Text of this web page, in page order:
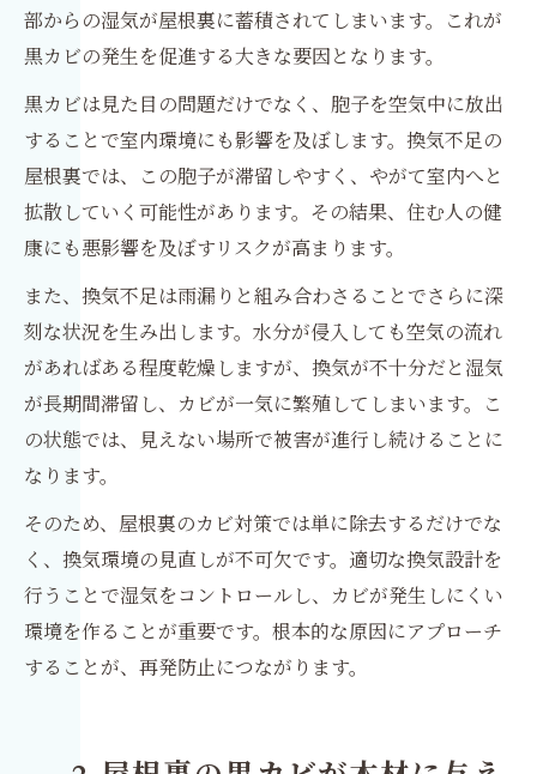
部からの湿気が屋根裏に蓄積されてしまいます。これが
黒カビの発生を促進する大きな要因となります。
黒カビは見た目の問題だけでなく、胞子を空気中に放出
することで室内環境にも影響を及ぼします。換気不足の
屋根裏では、この胞子が滞留しやすく、やがて室内へと
拡散していく可能性があります。その結果、住む人の健
康にも悪影響を及ぼすリスクが高まります。
また、換気不足は雨漏りと組み合わさることでさらに深
刻な状況を生み出します。水分が侵入しても空気の流れ
があればある程度乾燥しますが、換気が不十分だと湿気
が長期間滞留し、カビが一気に繁殖してしまいます。こ
の状態では、見えない場所で被害が進行し続けることに
なります。
そのため、屋根裏のカビ対策では単に除去するだけでな
く、換気環境の見直しが不可欠です。適切な換気設計を
行うことで湿気をコントロールし、カビが発生しにくい
環境を作ることが重要です。根本的な原因にアプローチ
することが、再発防止につながります。